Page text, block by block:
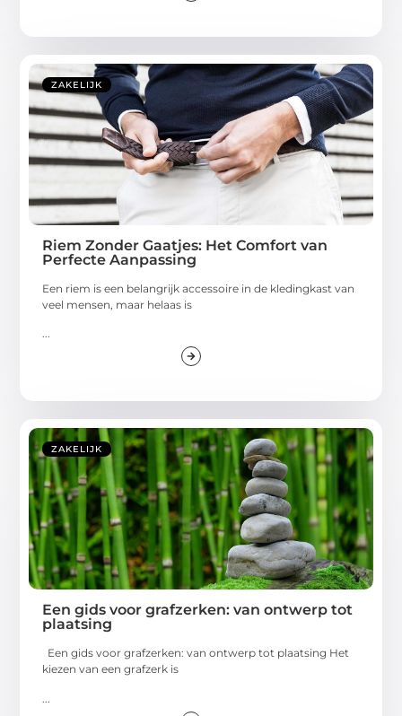
ZAKELIJK
Riem Zonder Gaatjes: Het Comfort van
Perfecte Aanpassing
Een riem is een belangrijk accessoire in de kledingkast van
veel mensen, maar helaas is
...
ZAKELIJK
Een gids voor grafzerken: van ontwerp tot
plaatsing
Een gids voor grafzerken: van ontwerp tot plaatsing Het
kiezen van een grafzerk is